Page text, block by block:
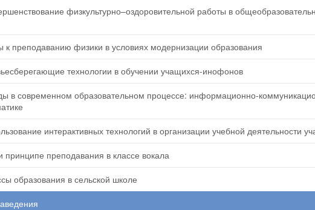
физкультурно–оздоровительной работы в
преподаванию физики в условиях модернизации образования
технологии в обучении учащихся-инофонов
в современном образовательном процессе: информационно-
интерактивных технологий в организации учебной деятельности
принципе преподавания в классе вокала
образования в сельской школе